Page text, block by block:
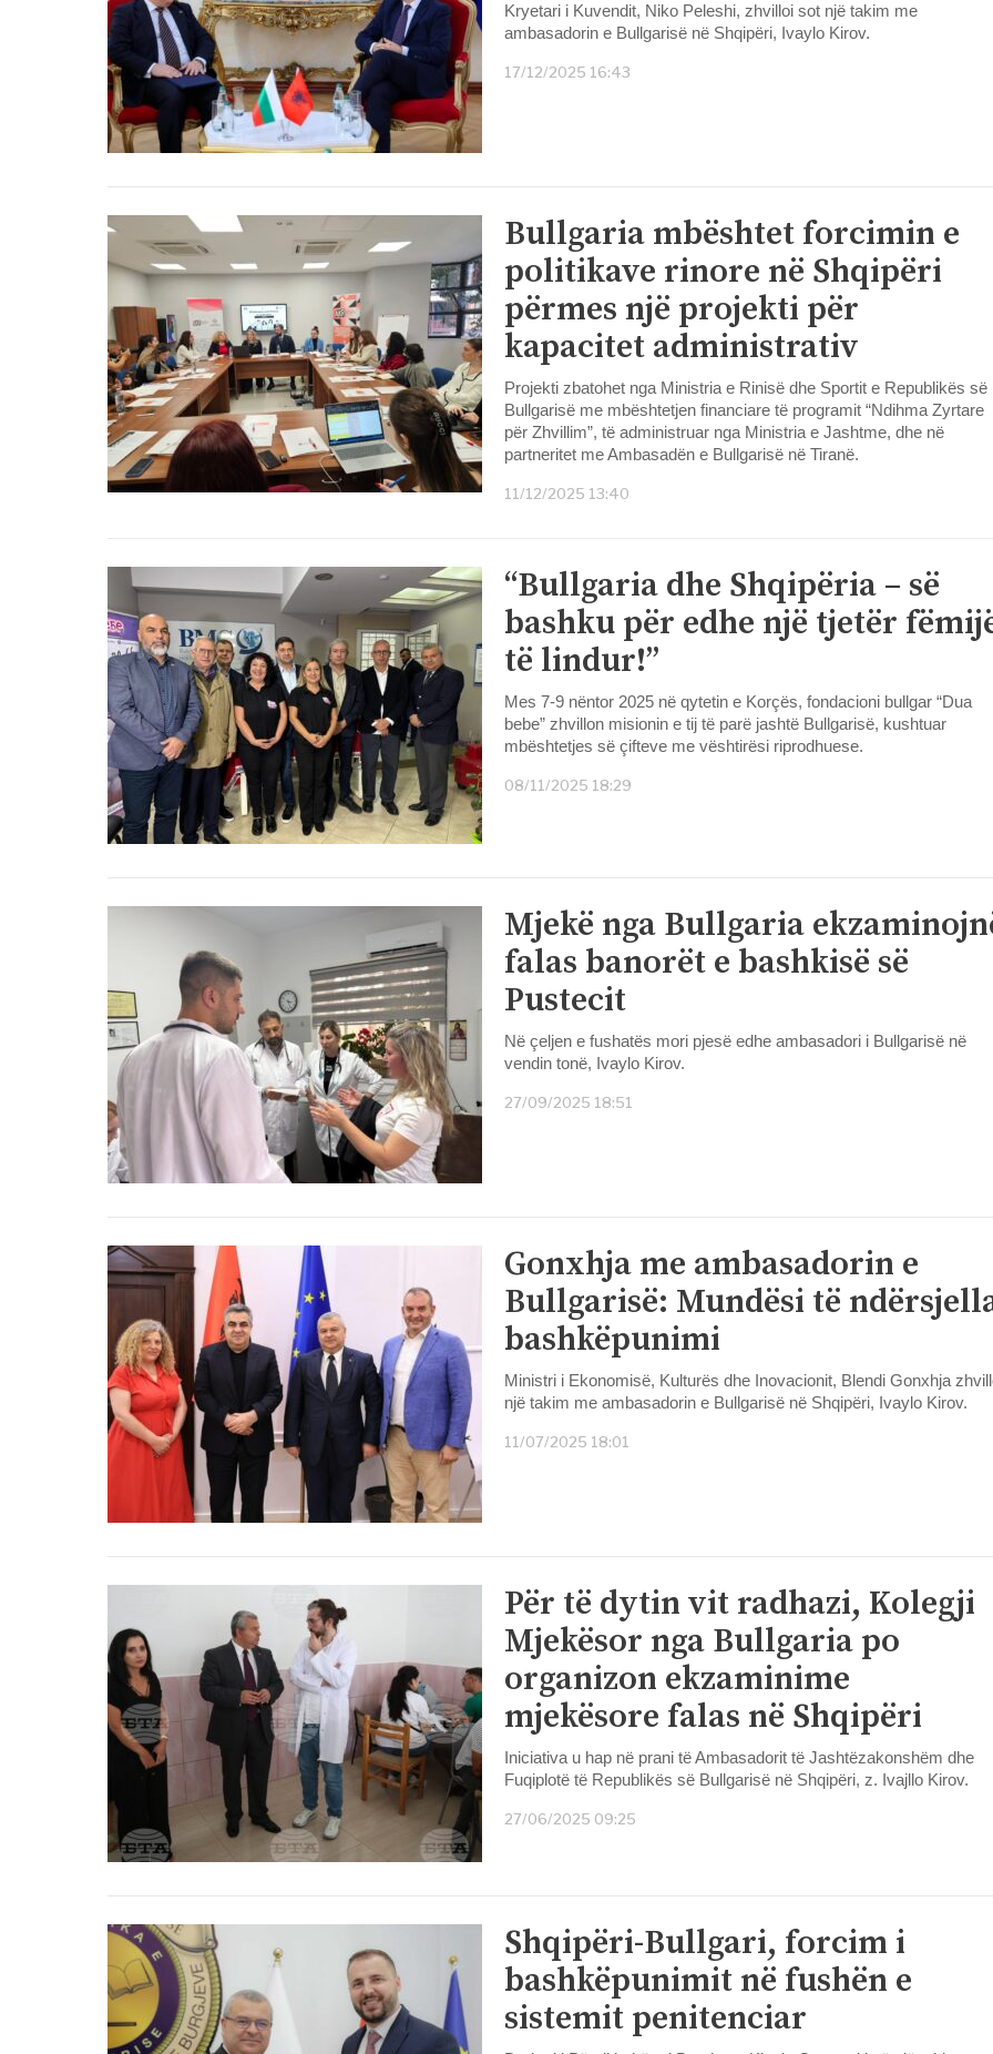
Kryetari i Kuvendit, Niko Peleshi, zhvilloi sot një takim me
ambasadorin e Bullgarisë në Shqipëri, Ivaylo Kirov.
17/12/2025 16:43
Bullgaria mbështet forcimin e
politikave rinore në Shqipëri
përmes një projekti për
kapacitet administrativ
Projekti zbatohet nga Ministria e Rinisë dhe Sportit e Republikës së
Bullgarisë me mbështetjen financiare të programit “Ndihma Zyrtare
për Zhvillim”, të administruar nga Ministria e Jashtme, dhe në
partneritet me Ambasadën e Bullgarisë në Tiranë.
11/12/2025 13:40
“Bullgaria dhe Shqipëria – së
bashku për edhe një tjetër
të lindur!”
Mes 7-9 nëntor 2025 në qytetin e Korçës, fondacioni bullgar “Dua
bebe” zhvillon misionin e tij të parë jashtë Bullgarisë, kushtuar
mbështetjes së çifteve me vështirësi riprodhuese.
08/11/2025 18:29
Mjekë nga Bullgaria
falas banorët e bashkisë së
Pustecit
Në çeljen e fushatës mori pjesë edhe ambasadori i Bullgarisë në
vendin tonë, Ivaylo Kirov.
27/09/2025 18:51
Gonxhja me ambasadorin e
Bullgarisë: Mundësi të
bashkëpunimi
Ministri i Ekonomisë, Kulturës dhe Inovacionit, Blendi Gonxhja
një takim me ambasadorin e Bullgarisë në Shqipëri, Ivaylo Kirov.
11/07/2025 18:01
Për të dytin vit radhazi, Kolegji
Mjekësor nga Bullgaria po
organizon ekzaminime
mjekësore falas në Shqipëri
Iniciativa u hap në prani të Ambasadorit të Jashtëzakonshëm dhe
Fuqiplotë të Republikës së Bullgarisë në Shqipëri, z. Ivajllo Kirov.
27/06/2025 09:25
Shqipëri-Bullgari, forcim i
bashkëpunimit në fushën e
sistemit penitenciar